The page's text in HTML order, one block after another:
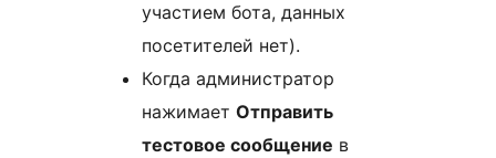
участием бота, данных
посетителей нет).
Когда администратор
нажимает Отправить
тестовое сообщение в